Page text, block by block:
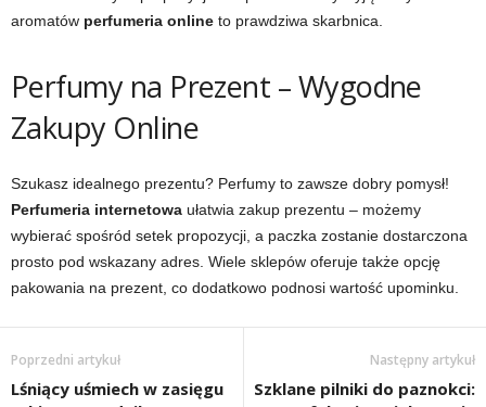
aromatów perfumeria online to prawdziwa skarbnica.
Perfumy na Prezent – Wygodne
Zakupy Online
Szukasz idealnego prezentu? Perfumy to zawsze dobry pomysł!
Perfumeria internetowa ułatwia zakup prezentu – możemy
wybierać spośród setek propozycji, a paczka zostanie dostarczona
prosto pod wskazany adres. Wiele sklepów oferuje także opcję
pakowania na prezent, co dodatkowo podnosi wartość upominku.
Poprzedni artykuł
Lśniący uśmiech w zasięgu
Następny artykuł
Szklane pilniki do paznokci: